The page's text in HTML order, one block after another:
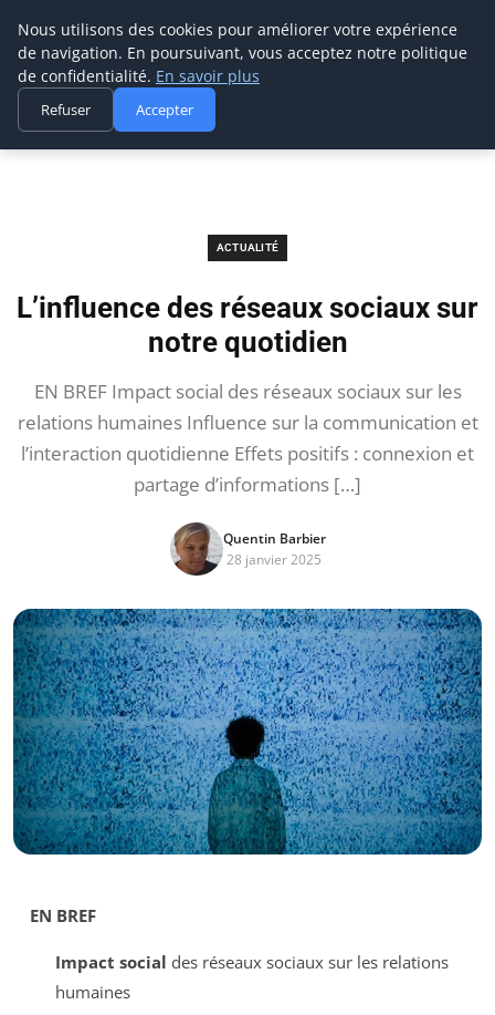
Prospection Pro
Accueil Actualité L’influence des réseaux sociaux sur notre quotidien
ACTUALITÉ
L’influence des réseaux sociaux sur
notre quotidien
EN BREF Impact social des réseaux sociaux sur les
relations humaines Influence sur la communication et
l’interaction quotidienne Effets positifs : connexion et
partage d’informations […]
Quentin Barbier
28 janvier 2025
EN BREF
Impact social des réseaux sociaux sur les relations
humaines
Nous utilisons des cookies pour améliorer votre expérience
de navigation. En poursuivant, vous acceptez notre politique
de confidentialité. En savoir plus
Refuser Accepter